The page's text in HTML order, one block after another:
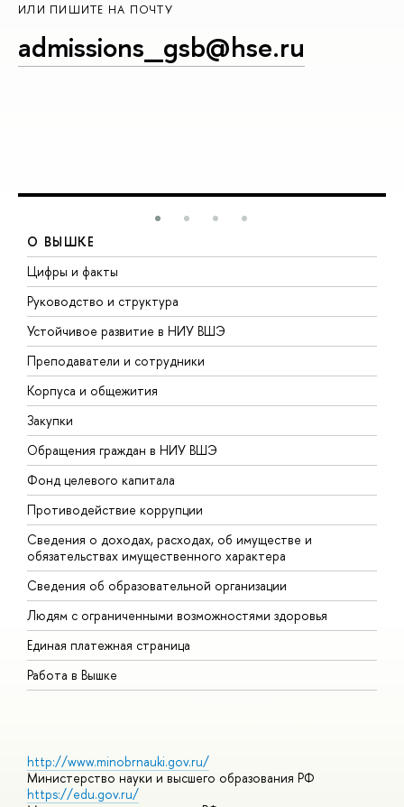
ИЛИ ПИШИТЕ НА ПОЧТУ
admissions_gsb@hse.ru
О ВЫШКЕ
Цифры и факты
Руководство и структура
Устойчивое развитие в НИУ ВШЭ
Преподаватели и сотрудники
Корпуса и общежития
Закупки
Обращения граждан в НИУ ВШЭ
Фонд целевого капитала
Противодействие коррупции
Сведения о доходах, расходах, об имуществе и
обязательствах имущественного характера
Сведения об образовательной организации
Людям с ограниченными возможностями здоровья
Единая платежная страница
Работа в Вышке
http://www.minobrnauki.gov.ru/
Министерство науки и высшего образования РФ
https://edu.gov.ru/